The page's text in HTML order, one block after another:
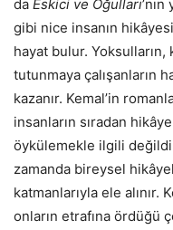
da Eskici ve Oğulları
gibi nice insanın
hayat bulur.
tutunmaya çalışanların
kazanır. Kemal’in
insanların sıradan
öykülemekle ilgili
zamanda bireysel
katmanlarıyla ele
onların etrafına ördüğü